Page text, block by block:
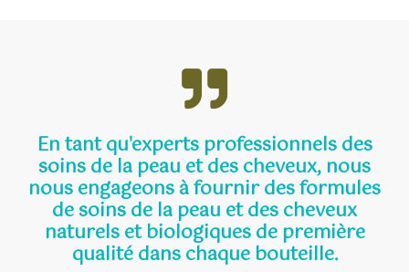
En tant qu'experts professionnels des
soins de la peau et des cheveux, nous
nous engageons à fournir des formules
de soins de la peau et des cheveux
naturels et biologiques de première
qualité dans chaque bouteille.